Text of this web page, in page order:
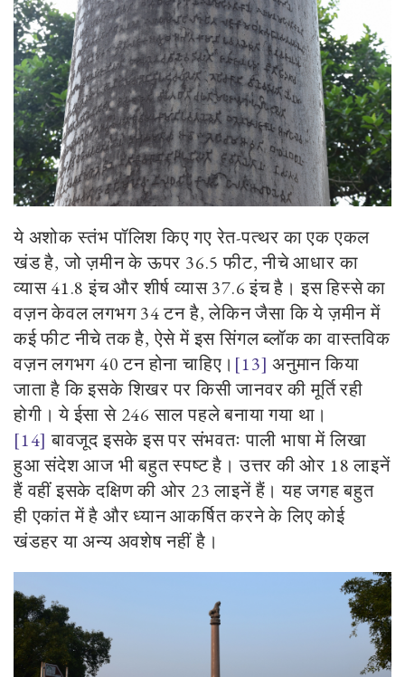
ये अशोक स्तंभ पॉलिश किए गए रेत-पत्थर का एक एकल
खंड है,जो ज़मीन के ऊपर 36.5 फीट,नीचे आधार का
व्यास41.8 इंच और शीर्ष व्यास37.6इंच है। इस हिस्से का
वज़न केवल लगभग34टन है,लेकिन जैसा कि ये ज़मीन में
कई फीट नीचे तक है,ऐसे में इस सिंगल ब्लॉक का वास्तविक
वज़न लगभग 40टन होना चाहिए। [13] अनुमान किया
जाता है कि इसके शिखर पर किसी जानवर की मूर्ति रही
होगी। ये ईसा से 246 साल पहले बनाया गया था।
[14] बावजूद इसके इस पर संभवतः पाली भाषा में लिखा
हुआ संदेश आज भी बहुत स्पष्ट है। उत्तर की ओर 18लाइनें
हैं वहीं इसके दक्षिण की ओर 23लाइनें हैं। यह जगह बहुत
ही एकांत में है और ध्यान आकर्षित करने के लिए कोई
खंडहर या अन्य अवशेष नहीं है।